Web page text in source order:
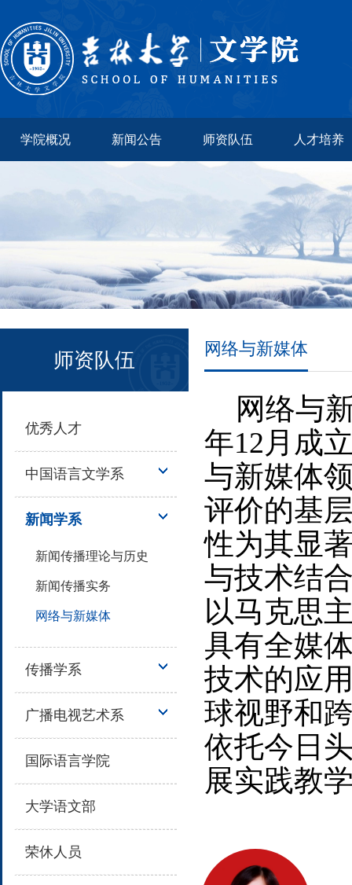
学院概况 新闻公告 师资队伍 人才培养
师资队伍
优秀人才
中国语言文学系
新闻学系
新闻传播理论与历史
新闻传播实务
网络与新媒体
传播学系
广播电视艺术系
国际语言学院
大学语文部
荣休人员
网络与新媒体
网络与新
年12月成
与新媒体
评价的基
性为其显
与技术结
以马克思
具有全媒
技术的应
球视野和
依托今日
展实践教